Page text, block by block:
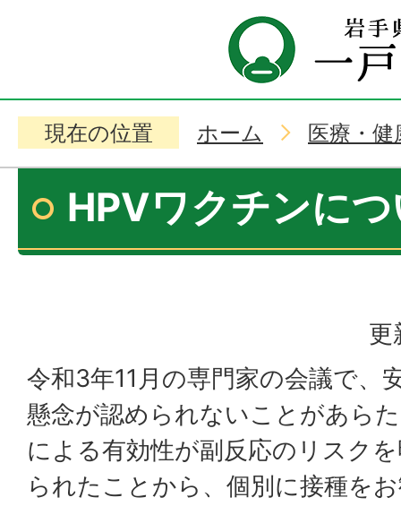
現在の位置 ホーム 医療・健
HPVワクチンに
更
令和3年11月の専門家の会議で、
懸念が認められないことがあら
による有効性が副反応のリスク
られたことから、個別に接種を